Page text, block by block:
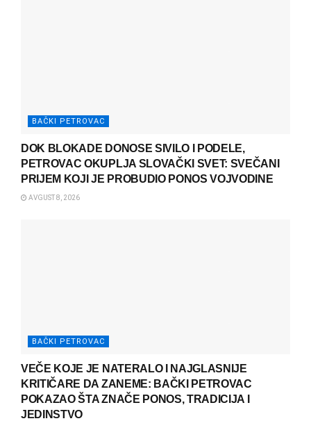
BAČKI PETROVAC
DOK BLOKADE DONOSE SIVILO I PODELE,
PETROVAC OKUPLJA SLOVAČKI SVET: SVEČANI
PRIJEM KOJI JE PROBUDIO PONOS VOJVODINE
AVGUST 8, 2026
BAČKI PETROVAC
VEČE KOJE JE NATERALO I NAJGLASNIJE
KRITIČARE DA ZANEME: BAČKI PETROVAC
POKAZAO ŠTA ZNAČE PONOS, TRADICIJA I
JEDINSTVO